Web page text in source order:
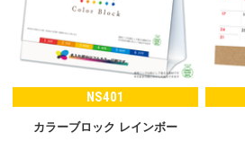
NS401
カラーブロック レインボー